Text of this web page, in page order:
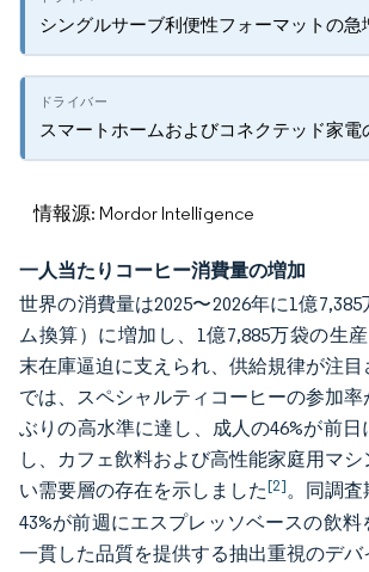
シングルサーブ利便性フォーマットの急
スマートホームおよびコネクテッド家電
情報源: Mordor Intelligence
一人当たりコーヒー消費量の増加
世界の消費量は2025〜2026年に1億
ム換算）に増加し、1億7,885万袋の生
末在庫逼迫に支えられ、供給規律が注
では、スペシャルティコーヒーの参加率
ぶりの高水準に達し、成人の46%が前
し、カフェ飲料および高性能家庭用マ
い需要層の存在を示しました[2]。同調
43%が前週にエスプレッソベースの飲料
一貫した品質を提供する抽出重視のデバ